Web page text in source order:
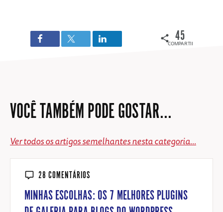
COMPARTILHAMENTOS
45
VOCÊ TAMBÉM PODE GOSTAR...
Ver todos os artigos semelhantes nesta categoria...
28 COMENTÁRIOS
MINHAS ESCOLHAS: OS 7 MELHORES PLUGINS